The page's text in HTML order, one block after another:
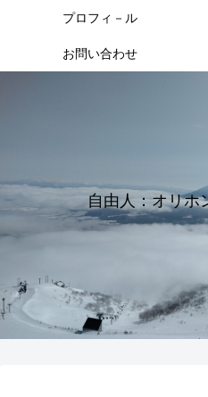
自由人：オリホ
プロフィ－ル
お問い合わせ